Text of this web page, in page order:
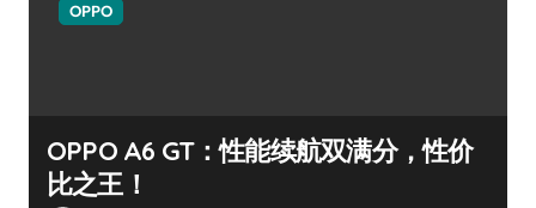
OPPO
OPPO A6 GT：性能续航双满分，性价
比之王！